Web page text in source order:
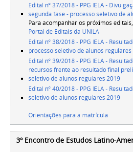
Edital nº 37/2018 - PPG IELA -
segunda fase - processo seletivo de
Para acompanhar os próximos
Portal de Editais da UNILA
Edital nº 38/2018 - PPG IELA -
processo seletivo de alunos regulares
Edital nº 39/2018 - PPG IELA -
recursos frente ao resultado final
seletivo de alunos regulares 2019
Edital nº 40/2018 - PPG IELA -
seletivo de alunos regulares 2019
Orientações para a matrícula
3º Encontro de Estudos Latino-